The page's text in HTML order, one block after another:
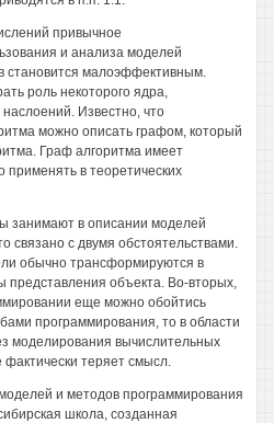
привычное
и анализа моделей
становится малоэффективным.
роль некоторого ядра,
Известно, что
можно описать графом, который
Граф алгоритма имеет
применять в теоретических
занимают в описании моделей
связано с двумя обстоятельствами.
обычно трансформируются в
объекта. Во-вторых,
еще можно обойтись
программирования, то в области
моделирования вычислительных
теряет смысл.
и методов программирования
школа, созданная